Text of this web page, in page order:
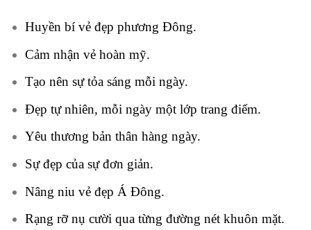
Huyền bí vẻ đẹp phương Đông.
Cảm nhận vẻ hoàn mỹ.
Tạo nên sự tỏa sáng mỗi ngày.
Đẹp tự nhiên, mỗi ngày một lớp trang điểm.
Yêu thương bản thân hàng ngày.
Sự đẹp của sự đơn giản.
Nâng niu vẻ đẹp Á Đông.
Rạng rỡ nụ cười qua từng đường nét khuôn mặt.